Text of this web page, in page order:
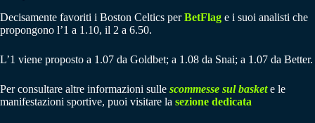
Decisamente favoriti i Boston Celtics perBetFlag e i suoi analisti che
propongono l’1 a 1.10, il 2 a 6.50.
L’1 viene proposto a 1.07 da Goldbet; a 1.08 da Snai; a 1.07 da Better.
Per consultare altre informazioni sulle scommesse sul baskete le
manifestazioni sportive, puoi visitare la sezione dedicata